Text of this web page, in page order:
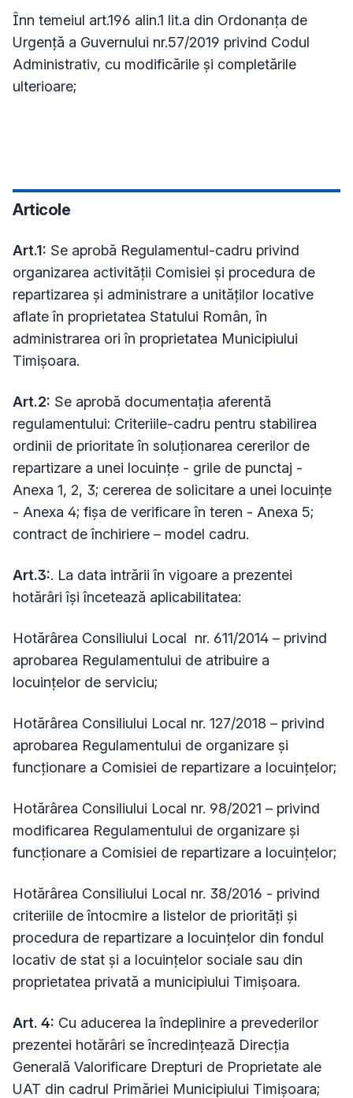
Înn temeiul art.196 alin.1 lit.a din Ordonanța de
Urgență a Guvernului nr.57/2019 privind Codul
Administrativ, cu modificările și completările
ulterioare;
Articole
Art.1: Se aprobă Regulamentul-cadru privind
organizarea activității Comisiei și procedura de
repartizarea și administrare a unităților locative
aflate în proprietatea Statului Român, în
administrarea ori în proprietatea Municipiului
Timișoara.
Art.2: Se aprobă documentația aferentă
regulamentului: Criteriile-cadru pentru stabilirea
ordinii de prioritate în soluționarea cererilor de
repartizare a unei locuințe - grile de punctaj -
Anexa 1, 2, 3; cererea de solicitare a unei locuințe
- Anexa 4; fișa de verificare în teren - Anexa 5;
contract de închiriere – model cadru.
Art.3:. La data intrării în vigoare a prezentei
hotărâri își încetează aplicabilitatea:
Hotărârea Consiliului Local nr. 611/2014 – privind
aprobarea Regulamentului de atribuire a
locuinţelor de serviciu;
Hotărârea Consiliului Local nr. 127/2018 – privind
aprobarea Regulamentului de organizare şi
funcţionare a Comisiei de repartizare a locuinţelor;
Hotărârea Consiliului Local nr. 98/2021 – privind
modificarea Regulamentului de organizare și
funcționare a Comisiei de repartizare a locuințelor;
Hotărârea Consiliului Local nr. 38/2016 - privind
criteriile de întocmire a listelor de priorităţi şi
procedura de repartizare a locuinţelor din fondul
locativ de stat şi a locuinţelor sociale sau din
proprietatea privată a municipiului Timişoara.
Art. 4: Cu aducerea la îndeplinire a prevederilor
prezentei hotărâri se încredinţează Direcția
Generală Valorificare Drepturi de Proprietate ale
UAT din cadrul Primăriei Municipiului Timişoara;